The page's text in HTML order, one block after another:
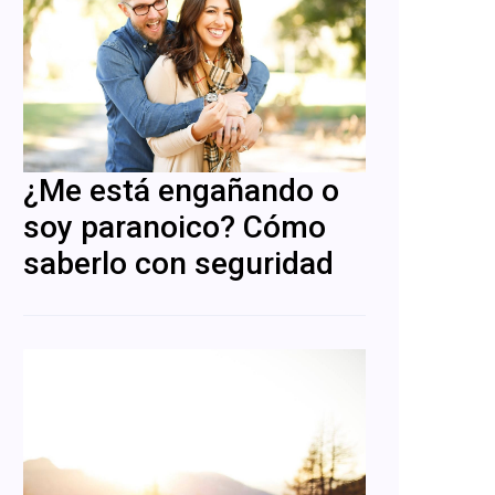
¿Me está engañando o
soy paranoico? Cómo
saberlo con seguridad